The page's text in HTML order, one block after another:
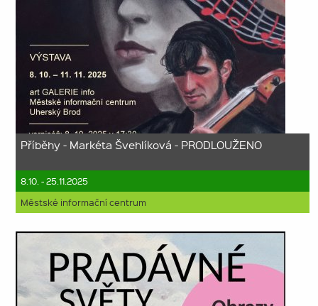
Příběhy - Markéta Švehlíková - PRODLOUŽENO
8.10. - 25.11.2025
Městské informační centrum